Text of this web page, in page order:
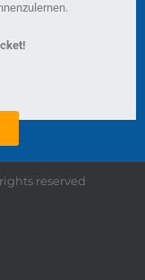
reserved